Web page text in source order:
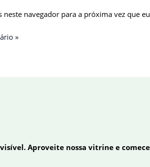
neste navegador para a próxima vez que
Aproveite nossa vitrine e